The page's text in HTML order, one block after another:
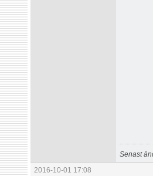
Senast
2016-10-01 17:08